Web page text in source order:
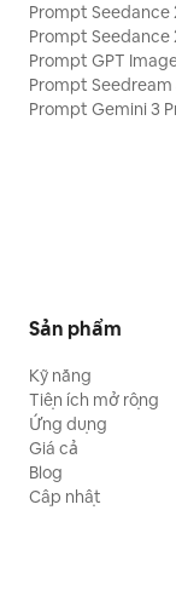
Prompt Seedance
Prompt Seedance
Prompt GPT
Prompt Seedream
Prompt Gemini 3
Sản phẩm
Kỹ năng
Tiện ích mở rộng
Ứng dụng
Giá cả
Blog
Cập nhật